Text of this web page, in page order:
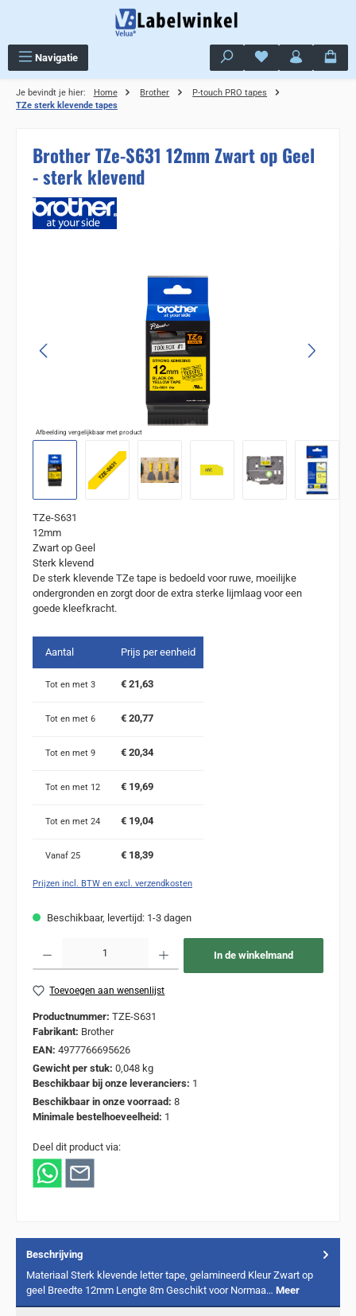
Navigatie Je hebt 0 items op
Je bevindt je hier: Home Brother
P-touch PRO tapes
TZe sterk klevende tapes
Brother TZe-S631 12mm Zwart op Geel
- sterk klevend
Afbeelding vergelijkbaar met product
TZe-S631
12mm
Zwart op Geel
Sterk klevend
De sterk klevende TZe tape is bedoeld voor ruwe, moeilijke
ondergronden en zorgt door de extra sterke lijmlaag voor een
goede kleefkracht.
Aantal Prijs per eenheid
Tot en met 3 € 21,63
Tot en met 6 € 20,77
Tot en met 9 € 20,34
Tot en met 12 € 19,69
Tot en met 24 € 19,04
Vanaf 25 € 18,39
Prijzen incl. BTW en excl. verzendkosten
Beschikbaar, levertijd: 1-3 dagen
In de winkelmand
Toevoegen aan wensenlijst
Productnummer: TZE-S631
Fabrikant: Brother
EAN: 4977766695626
Gewicht per stuk: 0,048 kg
Beschikbaar bij onze leveranciers: 1
Beschikbaar in onze voorraad: 8
Minimale bestelhoeveelheid: 1
Deel dit product via:
Beschrijving
Materiaal Sterk klevende letter tape, gelamineerd Kleur Zwart op
geel Breedte 12mm Lengte 8m Geschikt voor Normaa… Meer